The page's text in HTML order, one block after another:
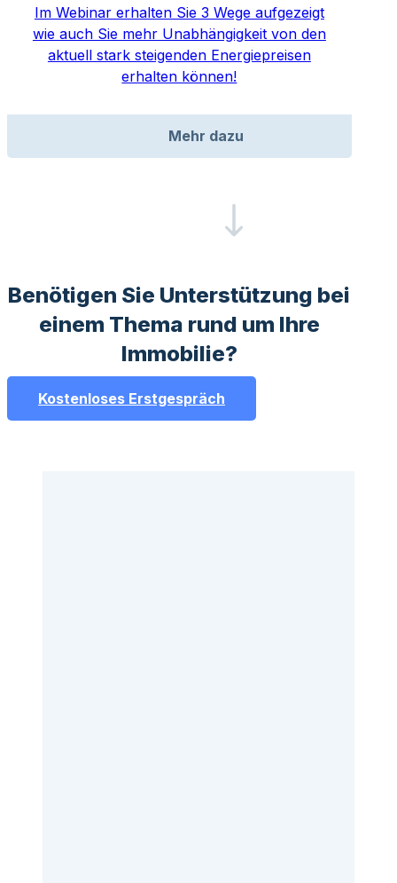
Im Webinar erhalten Sie 3 Wege aufgezeigt
wie auch Sie mehr Unabhängigkeit von den
aktuell stark steigenden Energiepreisen
erhalten können!
Mehr dazu
Benötigen Sie Unterstützung bei
einem Thema rund um Ihre
Immobilie?
Kostenloses Erstgespräch